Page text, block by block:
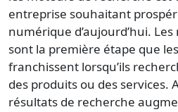
entreprise souhaitant
numérique d’aujourd’hui.
sont la première étape que
franchissent lorsqu’ils
des produits ou des services.
résultats de recherche